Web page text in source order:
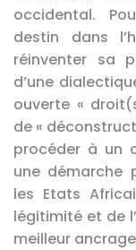
occidental.
destin dans
réinventer sa
d’une
ouverte «
de «
procéder à un
une démarche
les Etats
légitimité et de
meilleur